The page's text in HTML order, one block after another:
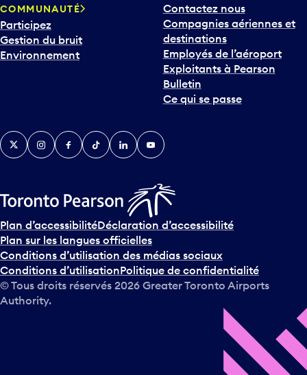
COMMUNAUTÉ
Participez
Gestion du bruit
Environnement
Contactez nous
Compagnies aériennes et
destinations
Employés de l’aéroport
Exploitants à Pearson
Bulletin
Ce qui se passe
TwitterInstagramFacebook
TikTokLinkedInYouTube
Plan d’accessibilitéDéclaration d’accessibilité
Plan sur les langues officielles
Conditions d’utilisation des médias sociaux
Conditions d’utilisationPolitique de confidentialité
© Tous droits réservés 2026 Greater Toronto Airports
Authority.